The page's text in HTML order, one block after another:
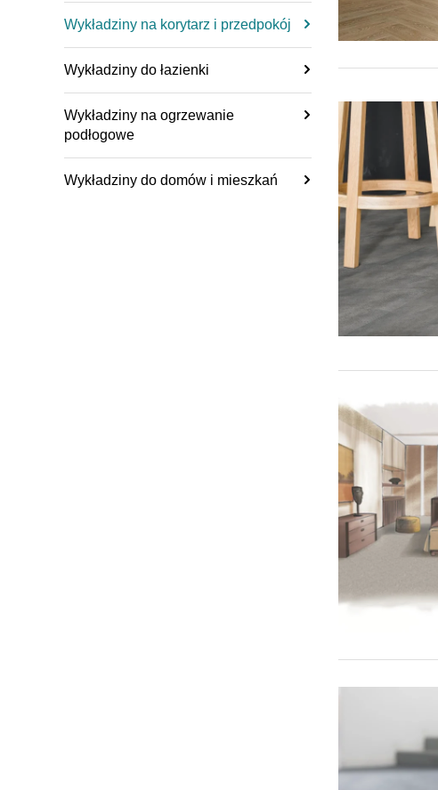
Wykładziny na korytarz i przedpokój
Wykładziny do łazienki
Wykładziny na ogrzewanie
podłogowe
Wykładziny do domów i mieszkań